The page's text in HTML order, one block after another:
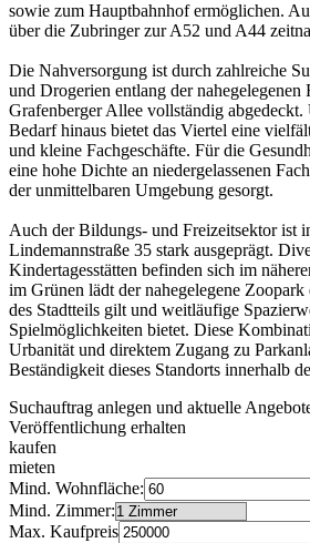
sowie zum Hauptbahnhof ermöglichen.
über die Zubringer zur A52 und A44
Die Nahversorgung ist durch zahlreiche
und Drogerien entlang der nahegelegenen
Grafenberger Allee vollständig abgedeckt.
Bedarf hinaus bietet das Viertel eine
und kleine Fachgeschäfte. Für die
eine hohe Dichte an niedergelassenen
der unmittelbaren Umgebung gesorgt.
Auch der Bildungs- und Freizeitsektor ist
Lindemannstraße 35 stark ausgeprägt.
Kindertagesstätten befinden sich im
im Grünen lädt der nahegelegene
des Stadtteils gilt und weitläufige
Spielmöglichkeiten bietet. Diese
Urbanität und direktem Zugang zu
Beständigkeit dieses Standorts innerhalb
Suchauftrag anlegen und aktuelle
Veröffentlichung erhalten
kaufen
mieten
Mind. Wohnfläche:
Mind. Zimmer:
Max. Kaufpreis